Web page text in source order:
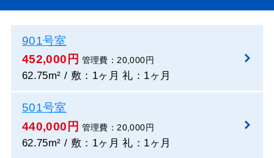
901号室
452,000円 管理費：20,000円
62.75m² / 敷：1ヶ月 礼：1ヶ月
501号室
440,000円 管理費：20,000円
62.75m² / 敷：1ヶ月 礼：1ヶ月